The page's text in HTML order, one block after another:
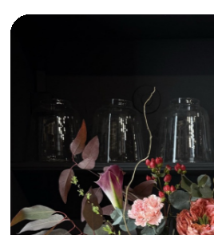
La Gracia. Фото: сайт и социальные сети La Gracia
Текст: Саша Диева